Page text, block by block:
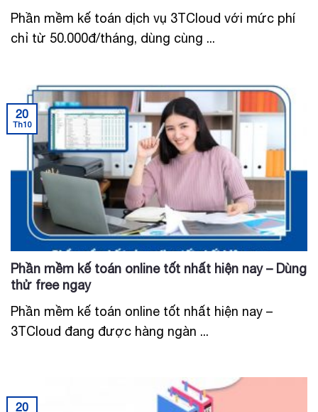
Phần mềm kế toán dịch vụ 3TCloud với mức phí
chỉ từ 50.000đ/tháng, dùng cùng ...
Phần mềm kế toán online tốt nhất hiện nay – Dùng
thử free ngay
Phần mềm kế toán online tốt nhất hiện nay –
3TCloud đang được hàng ngàn ...
20
Th10
20